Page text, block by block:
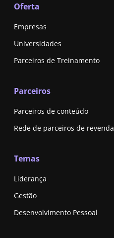
Oferta
Empresas
Universidades
Parceiros de Treinamento
Parceiros
Parceiros de conteúdo
Rede de parceiros de revenda
Temas
Liderança
Gestão
Desenvolvimento Pessoal